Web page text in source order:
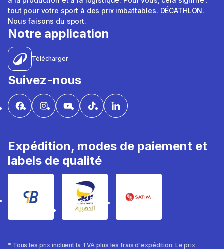
tout pour votre sport à des prix imbattables. DÉCATHLON.
Nous faisons du sport.
Notre application
Télécharger
Suivez-nous
Expédition, modes de paiement et
labels de qualité
* Tous les prix incluent la TVA plus les frais d'expédition. Le prix